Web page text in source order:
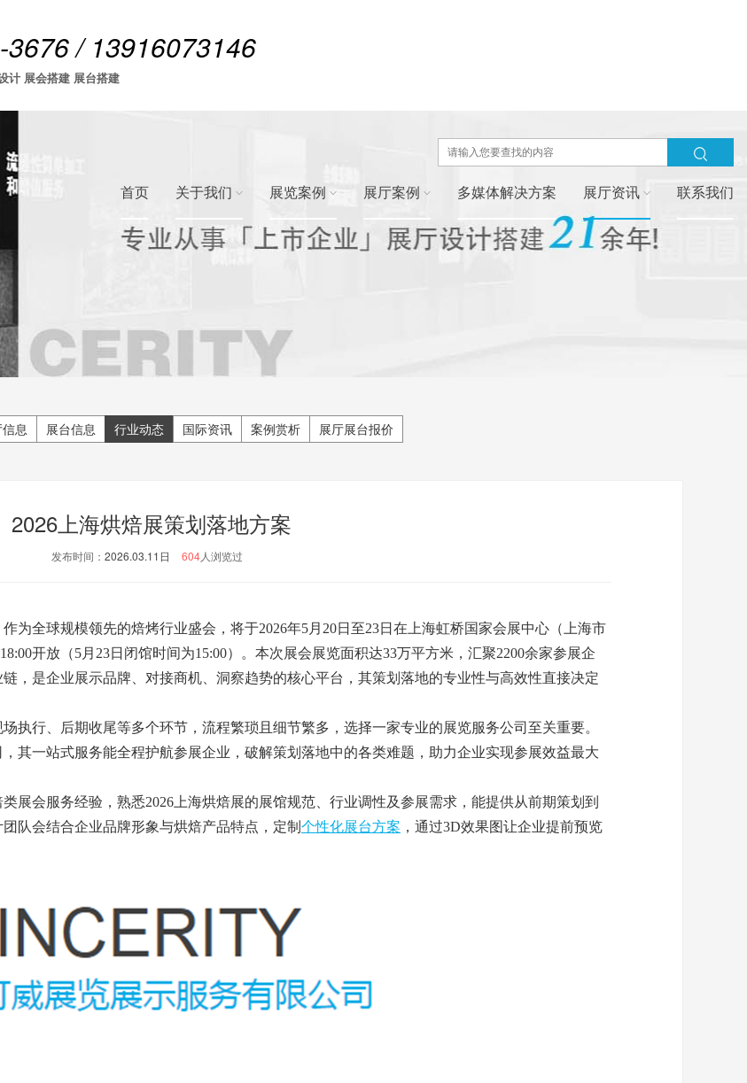
/ 13916073146
计 展会搭建 展台搭建
首页 关于我们 展览案例 展厅案例 多媒体解决方案 展厅资讯 联系我们
息 展台信息 行业动态 国际资讯 案例赏析 展厅展台报价
2026上海烘焙展策划落地方案
发布时间： 2026.03.11日 604人浏览过
为全球规模领先的焙烤行业盛会，将于2026年5月20日至23日在上海虹桥国家会展中心（上海市
开放（5月23日闭馆时间为15:00）。本次展会展览面积达33万平方米，汇聚2200余家参展企
，是企业展示品牌、对接商机、洞察趋势的核心平台，其策划落地的专业性与高效性直接决定
执行、后期收尾等多个环节，流程繁琐且细节繁多，选择一家专业的展览服务公司至关重要。
其一站式服务能全程护航参展企业，破解策划落地中的各类难题，助力企业实现参展效益最大
展会服务经验，熟悉2026上海烘焙展的展馆规范、行业调性及参展需求，能提供从前期策划到
队会结合企业品牌形象与烘焙产品特点，定制 个性化展台方案 ，通过3D效果图让企业提前预览